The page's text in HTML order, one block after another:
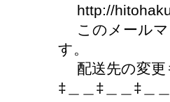
http://
このメールマ
す。
配送先の変更
‡＿＿‡＿＿‡＿